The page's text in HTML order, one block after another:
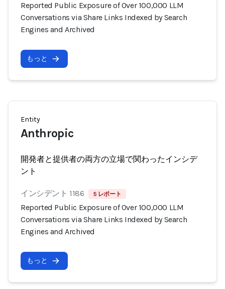
Reported Public Exposure of Over 100,000 LLM
Conversations via Share Links Indexed by Search
Engines and Archived
もっと
Entity
Anthropic
開発者と提供者の両方の立場で関わったインシデ
ント
インシデント 1186 5 レポート
Reported Public Exposure of Over 100,000 LLM
Conversations via Share Links Indexed by Search
Engines and Archived
もっと